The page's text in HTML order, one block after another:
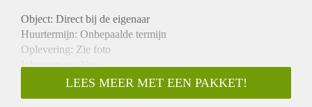
Object: Direct bij de eigenaar
Huurtermijn: Onbepaalde termijn
Oplevering: Zie foto
Inkomen eis: Nee
Garantiestelling mogelijk: Nee
Borg: 1 Maand
LEES MEER MET EEN PAKKET!